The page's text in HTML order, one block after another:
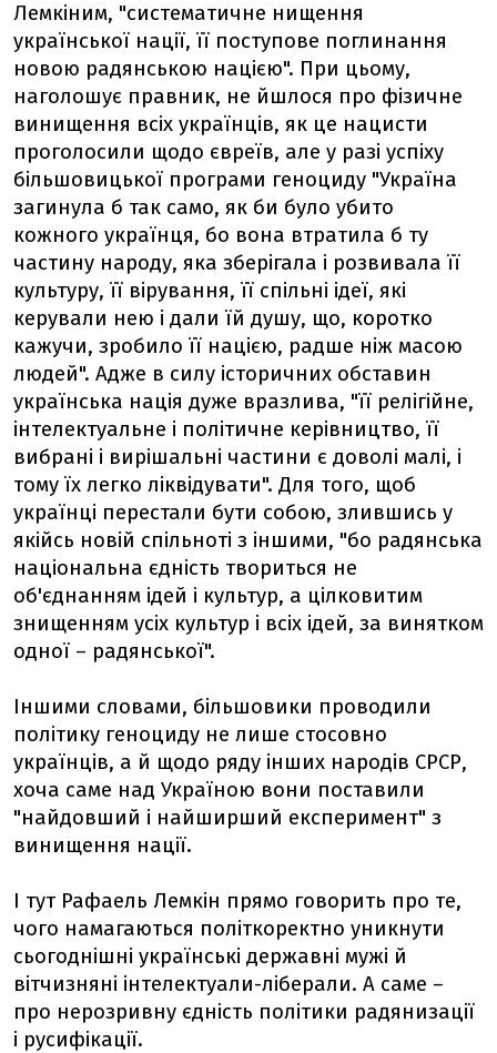
Лемкіним, "систематичне нищення
української нації, її поступове поглинання
новою радянською нацією". При цьому,
наголошує правник, не йшлося про фізичне
винищення всіх українців, як це нацисти
проголосили щодо євреїв, але у разі успіху
більшовицької програми геноциду "Україна
загинула б так само, як би було убито
кожного українця, бо вона втратила б ту
частину народу, яка зберігала і розвивала її
культуру, її вірування, її спільні ідеї, які
керували нею і дали їй душу, що, коротко
кажучи, зробило її нацією, радше ніж масою
людей". Адже в силу історичних обставин
українська нація дуже вразлива, "її релігійне,
інтелектуальне і політичне керівництво, її
вибрані і вирішальні частини є доволі малі, і
тому їх легко ліквідувати". Для того, щоб
українці перестали бути собою, злившись у
якійсь новій спільноті з іншими, "бо радянська
національна єдність твориться не
об'єднанням ідей і культур, а цілковитим
знищенням усіх культур і всіх ідей, за винятком
одної – радянської".
Іншими словами, більшовики проводили
політику геноциду не лише стосовно
українців, а й щодо ряду інших народів СРСР,
хоча саме над Україною вони поставили
"найдовший і найширший експеримент" з
винищення нації.
І тут Рафаель Лемкін прямо говорить про те,
чого намагаються політкоректно уникнути
сьогоднішні українські державні мужі й
вітчизняні інтелектуали-ліберали. А саме –
про нерозривну єдність політики радянизації
і русифікації.